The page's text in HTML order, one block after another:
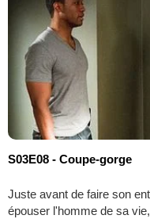
S03E08 - Coupe-gorge
Juste avant de faire son
épouser l'homme de sa